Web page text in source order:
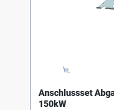
Anschlussset
150kW